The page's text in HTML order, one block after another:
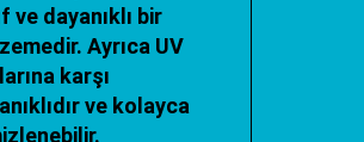
ve dayanıklı bir
Ayrıca UV
karşı
ve kolayca